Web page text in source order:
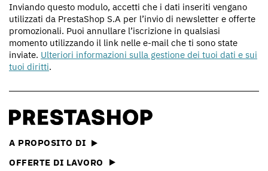
Inviando questo modulo, accetti che i dati inseriti vengano
utilizzati da PrestaShop S.A per l’invio di newsletter e offerte
promozionali. Puoi annullare l’iscrizione in qualsiasi
momento utilizzando il link nelle e-mail che ti sono state
inviate. Ulteriori informazioni sulla gestione dei tuoi dati e sui
tuoi diritti.
A PROPOSITO DI
OFFERTE DI LAVORO